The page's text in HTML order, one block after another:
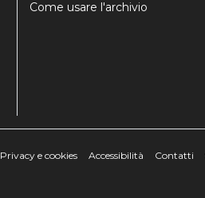
Come usare l'archivio
Privacy e cookies Accessibilità Contatti